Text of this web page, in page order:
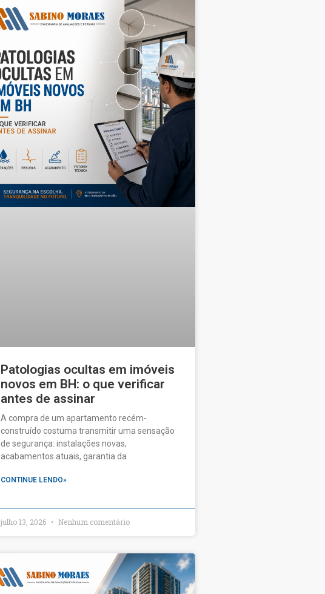
Patologias ocultas em imóveis
novos em BH: o que verificar
antes de assinar
A compra de um apartamento recém-
construído costuma transmitir uma sensação
de segurança: instalações novas,
acabamentos atuais, garantia da
CONTINUE LENDO»
julho 13, 2026 Nenhum comentário